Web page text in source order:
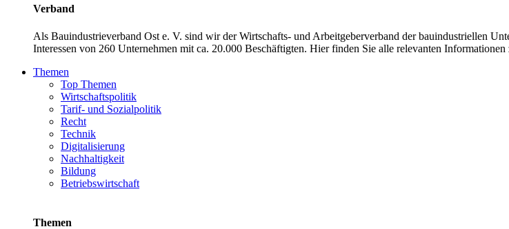
Verband
Als Bauindustrieverband Ost e. V. sind wir der Wirtschafts- und Arbeitgeberverband der bauindustriellen
Interessen von 260 Unternehmen mit ca. 20.000 Beschäftigten. Hier finden Sie alle relevanten
Themen
Top Themen
Wirtschaftspolitik
Tarif- und Sozialpolitik
Recht
Technik
Digitalisierung
Nachhaltigkeit
Bildung
Betriebswirtschaft
Themen